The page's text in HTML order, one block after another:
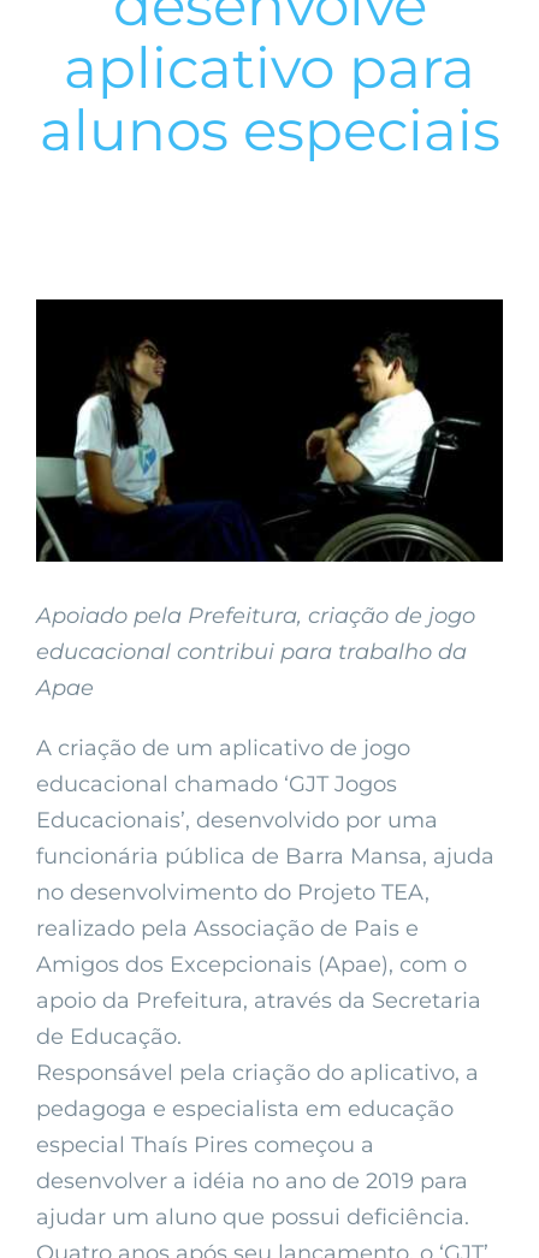
aplicativo para
alunos especiais
Image
Apoiado pela Prefeitura, criação de jogo
educacional contribui para trabalho da
Apae
A criação de um aplicativo de jogo
educacional chamado ‘GJT Jogos
Educacionais’, desenvolvido por uma
funcionária pública de Barra Mansa, ajuda
no desenvolvimento do Projeto TEA,
realizado pela Associação de Pais e
Amigos dos Excepcionais (Apae), com o
apoio da Prefeitura, através da Secretaria
de Educação.
Responsável pela criação do aplicativo, a
pedagoga e especialista em educação
especial Thaís Pires começou a
desenvolver a idéia no ano de 2019 para
ajudar um aluno que possui deficiência.